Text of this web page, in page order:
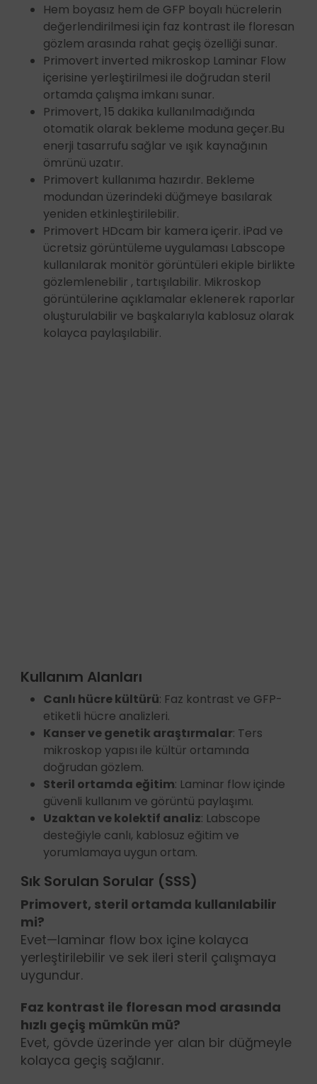
Hem boyasız hem de GFP boyalı hücrelerin
değerlendirilmesi için faz kontrast ile floresan
gözlem arasında rahat geçiş özelliği sunar.
Primovert inverted mikroskop Laminar Flow
içerisine yerleştirilmesi ile doğrudan steril
ortamda çalışma imkanı sunar.
Primovert, 15 dakika kullanılmadığında
otomatik olarak bekleme moduna geçer.Bu
enerji tasarrufu sağlar ve ışık kaynağının
ömrünü uzatır.
Primovert kullanıma hazırdır. Bekleme
modundan üzerindeki düğmeye basılarak
yeniden etkinleştirilebilir.
Primovert HDcam bir kamera içerir. iPad ve
ücretsiz görüntüleme uygulaması Labscope
kullanılarak monitör görüntüleri ekiple birlikte
gözlemlenebilir , tartışılabilir. Mikroskop
görüntülerine açıklamalar eklenerek raporlar
oluşturulabilir ve başkalarıyla kablosuz olarak
kolayca paylaşılabilir.
Kullanım Alanları
Canlı hücre kültürü: Faz kontrast ve GFP-
etiketli hücre analizleri.
Kanser ve genetik araştırmalar: Ters
mikroskop yapısı ile kültür ortamında
doğrudan gözlem.
Steril ortamda eğitim: Laminar flow içinde
güvenli kullanım ve görüntü paylaşımı.
Uzaktan ve kolektif analiz: Labscope
desteğiyle canlı, kablosuz eğitim ve
yorumlamaya uygun ortam.
Sık Sorulan Sorular (SSS)
Primovert, steril ortamda kullanılabilir
mi?
Evet—laminar flow box içine kolayca
yerleştirilebilir ve sek ileri steril çalışmaya
uygundur.
Faz kontrast ile floresan mod arasında
hızlı geçiş mümkün mü?
Evet, gövde üzerinde yer alan bir düğmeyle
kolayca geçiş sağlanır.